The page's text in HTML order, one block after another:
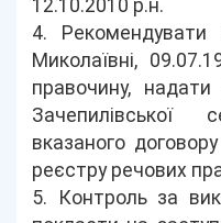
12.10.2010 р.н.
4. Рекомендувати
Миколаївні,
правочину,
вказаного
реєстру речових
5. Контроль за